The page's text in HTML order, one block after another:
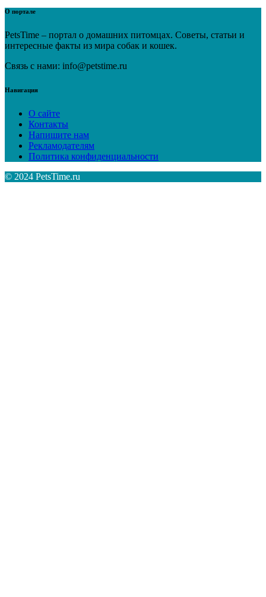
О портале
PetsTime – портал о домашних питомцах. Советы, статьи и
интересные факты из мира собак и кошек.
Связь с нами: info@petstime.ru
Навигация
О сайте
Контакты
Напишите нам
Рекламодателям
Политика конфиденциальности
© 2024 PetsTime.ru